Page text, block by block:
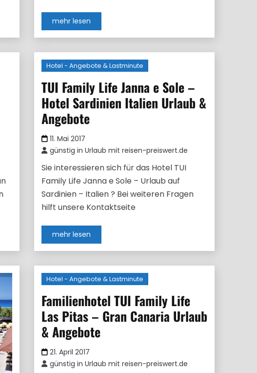
mehr lesen
Hotel - Angebote & Lastminute
TUI Family Life Janna e Sole –
Hotel Sardinien Italien Urlaub &
Angebote
11. Mai 2017
günstig in Urlaub mit reisen-preiswert.de
Sie interessieren sich für das Hotel TUI
Family Life Janna e Sole – Urlaub auf
Sardinien – Italien ? Bei weiteren Fragen
hilft unsere Kontaktseite
mehr lesen
Hotel - Angebote & Lastminute
Familienhotel TUI Family Life
Las Pitas – Gran Canaria Urlaub
& Angebote
21. April 2017
günstig in Urlaub mit reisen-preiswert.de